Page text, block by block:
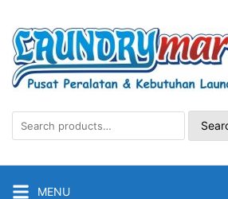
content
Search
for:
MENU